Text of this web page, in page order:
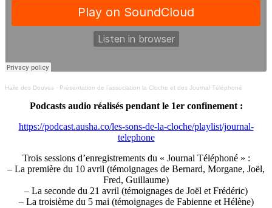
Halle des Douves · Présentation de l’association la Cloche et des Journal Téléphoné
Podcasts audio réalisés pendant le 1er confinement :
https://podcast.ausha.co/les-sons-de-la-cloche/playlist/journal-
telephone
Trois sessions d’enregistrements du « Journal Téléphoné » :
– La première du 10 avril (témoignages de Bernard, Morgane, Joël,
Fred, Guillaume)
– La seconde du 21 avril (témoignages de Joël et Frédéric)
– La troisième du 5 mai (témoignages de Fabienne et Hélène)